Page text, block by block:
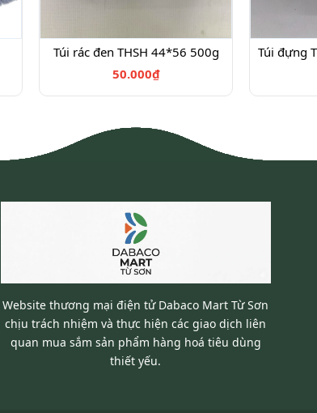
Túi rác đen THSH 44*56 500g
50.000₫
Website thương mại điện tử Dabaco Mart Từ Sơn
chịu trách nhiệm và thực hiện các giao dịch liên
quan mua sắm sản phẩm hàng hoá tiêu dùng
thiết yếu.